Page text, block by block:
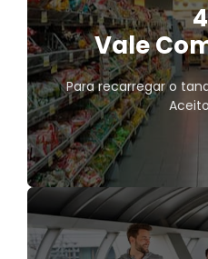
Vale Transporte
Transporte
Apps de
Vale
Para recarregar o